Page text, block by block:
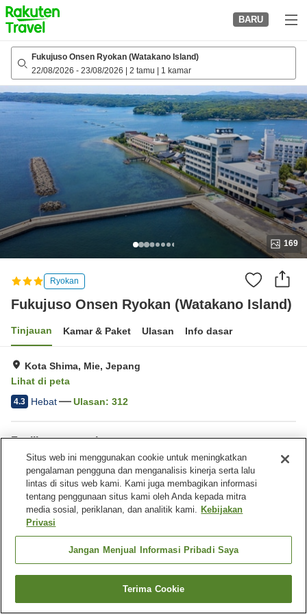
to
top
page
BARU
Fukujuso Onsen Ryokan (Watakano Island)
22/08/2026 - 23/08/2026 2 tamu 1 kamar
169
Ryokan
Fukujuso Onsen Ryokan (Watakano Island)
Tinjauan Kamar & Paket Ulasan Info dasar
Kota Shima, Mie, Jepang
Lihat di peta
4.3 Hebat Ulasan: 312
Fasilitas properti
Tempat parkir
Sauna
Spa / Salon kecantikan
Kolam renang
Beranda Jepang Mie
Kota Shima
Fukujuso Onsen Ryokan (Watakano Island)
Cari kamar
Situs web ini menggunakan cookie untuk meningkatkan
pengalaman pengguna dan menganalisis kinerja serta lalu
lintas di situs web kami. Kami juga membagikan informasi
tentang penggunaan situs kami oleh Anda kepada mitra
media sosial, periklanan, dan analitik kami. Kebijakan
Privasi
Jangan Menjual Informasi Pribadi Saya
Terima Cookie